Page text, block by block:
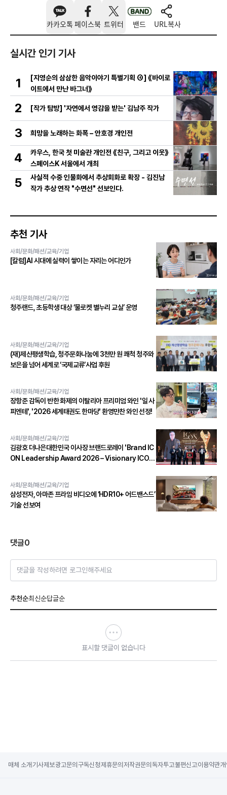
카카오톡 페이스북 트위터 밴드 URL복사
실시간 인기 기사
1
[지영순의 삼삼한 음악이야기 특별기획 ④] 《바이로
이트에서 만난 바그너》
2 [작가 탐방] '자연에서 영감을 받는' 김남주 작가
3 희망을 노래하는 화폭 – 안호경 개인전
4
카우스, 한국 첫 미술관 개인전 《친구, 그리고 이웃》
스페이스K 서울에서 개최
5
사실적 수중 인물화에서 추상회화로 확장 - 김진남
작가 추상 연작 "수면선" 선보인다.
추천 기사
사회/문화/패션/교육/기업
[칼럼]AI 시대에 실력이 쌓이는 자리는 어디인가
사회/문화/패션/교육/기업
청주랜드, 초등학생 대상 ‘물로켓 별누리 교실’ 운영
사회/문화/패션/교육/기업
(재)제산평생학습, 청주문화나눔에 3천만 원 쾌척 청주와
보은을 넘어 세계로 ‘국제교류’사업 후원
사회/문화/패션/교육/기업
장항준 감독이 반한 화제의 이탈리아 프리미엄 와인 '일 사
피엔테', '2026 세계태권도 한마당' 환영만찬 와인 선정!
사회/문화/패션/교육/기업
김광호 더나은대한민국 이사장 브랜드로레이 'Brand IC
ON Leadership Award 2026 – Visionary ICON'
사회/문화/패션/교육/기업
삼성전자, 아마존 프라임 비디오에 ‘HDR10+ 어드밴스드’
기술 선보여
댓글0
댓글을 작성하려면 로그인해주세요
추천순최신순답글순
표시할 댓글이 없습니다
매체 소개 기사제보광고문의 구독신청제휴문의 저작권문의 독자투고불편신고이용약관